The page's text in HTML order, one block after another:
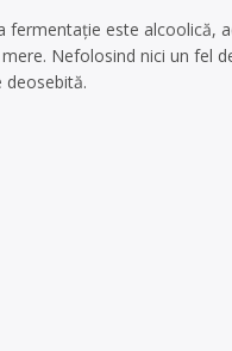
este alcoolică,
Nefolosind nici un fel